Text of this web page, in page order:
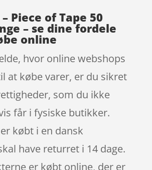
Piece of Tape 50
– se dine fordele
online
hvor online webshops
at købe varer, er du sikret
som du ikke
får i fysiske butikker.
købt i en dansk
have returret i 14 dage.
er købt online, der er